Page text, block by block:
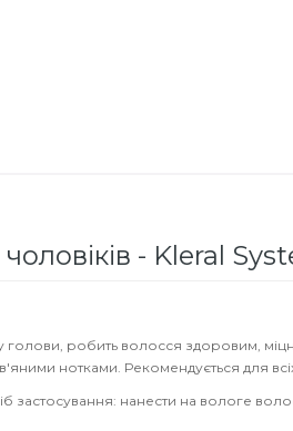
- Kleral
голови, робить волосся здоровим,
нотками. Рекомендується для
застосування: нанести на вологе